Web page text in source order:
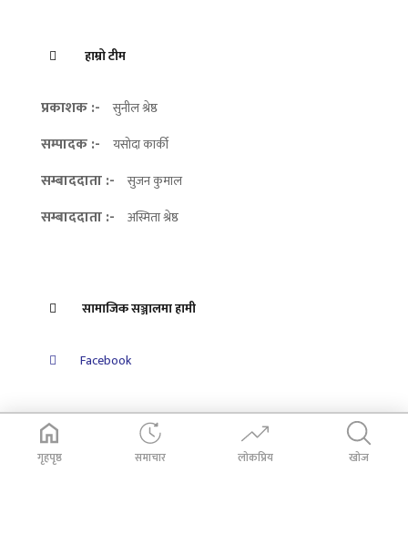
गृहपृष्ठ समाचार लोकप्रिय खोज
हाम्रो टीम
प्रकाशक :- सुनील श्रेष्ठ
सम्पादक :- यसोदा कार्की
सम्बाददाता :- सुजन कुमाल
सम्बाददाता :- अस्मिता श्रेष्ठ
सामाजिक सञ्जालमा हामी
Facebook